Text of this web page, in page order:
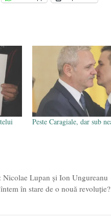
Peste Caragiale, dar sub
Lupan și Ion Ungureanu
în stare de o nouă revoluție?